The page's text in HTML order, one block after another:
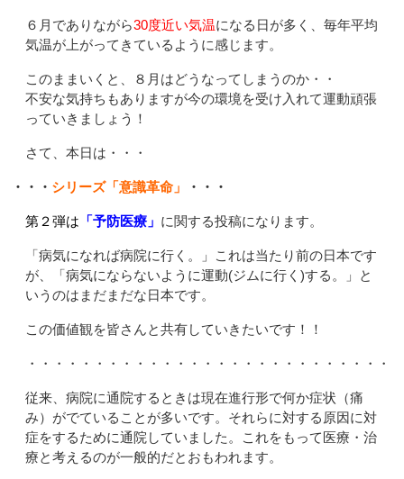
６月でありながら30度近い気温になる日が多く、毎年平均
気温が上がってきているように感じます。
このままいくと、８月はどうなってしまうのか・・
不安な気持ちもありますが今の環境を受け入れて運動頑張
っていきましょう！
さて、本日は・・・
・・・ シリーズ「意識革命」 ・・・
第２弾は 「予防医療」 に関する投稿になります。
「病気になれば病院に行く。」これは当たり前の日本です
が、「病気にならないように運動(ジムに行く)する。」と
いうのはまだまだな日本です。
この価値観を皆さんと共有していきたいです！！
・・・・・・・・・・・・・・・・・・・・・・・・・・・
従来、病院に通院するときは現在進行形で何か症状（痛
み）がでていることが多いです。それらに対する原因に対
症をするために通院していました。これをもって医療・治
療と考えるのが一般的だとおもわれます。